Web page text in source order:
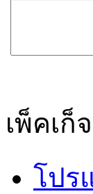
เพ็คเก็
โปร